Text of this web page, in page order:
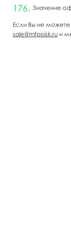
Значение
Если Вы не можете
sale@mfpoisk.ru и